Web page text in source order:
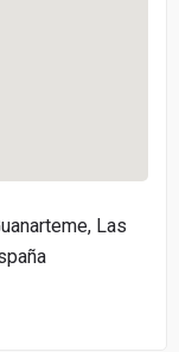
Las